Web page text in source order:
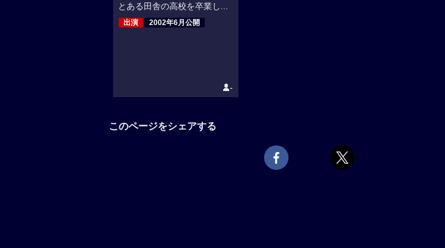
とある田舎の高校を卒業し...
出演 2002年6月公開
-
このページをシェアする